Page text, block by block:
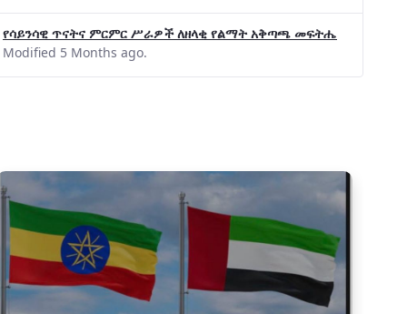
የሳይንሳዊ ጥናትና ምርምር ሥራዎች ለዘላቂ የልማት አቅጣጫ መፍትሔ ጠቋሚ
Modified 5 Months ago.